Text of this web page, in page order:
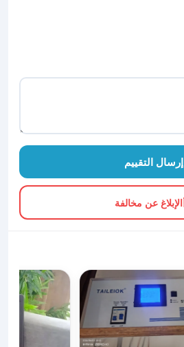
إرسال التقييم
الإبلاغ عن مخالفة